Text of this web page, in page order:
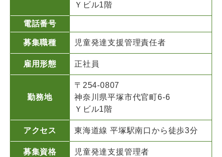
Ｙビル1階
電話番号
募集職種 児童発達支援管理責任者
雇用形態 正社員
勤務地
〒254-0807
神奈川県平塚市代官町6-6
Ｙビル1階
アクセス 東海道線 平塚駅南口から徒歩3分
募集資格 児童発達支援管理者